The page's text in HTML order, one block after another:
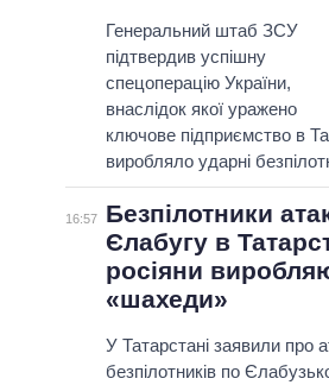
Генеральний штаб ЗСУ
підтвердив успішну
спецоперацію України,
внаслідок якої уражено
ключове підприємство в
виробляло ударні
16:57
Безпілотники
Єлабугу в
росіяни
«шахеди»
У Татарстані заявили про
безпілотників по